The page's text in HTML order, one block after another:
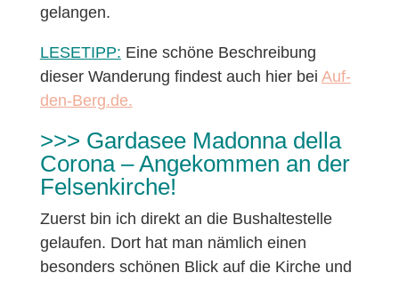
gelangen.
LESETIPP: Eine schöne Beschreibung
dieser Wanderung findest auch hier bei Auf-
den-Berg.de.
>>> Gardasee Madonna della
Corona – Angekommen an der
Felsenkirche!
Zuerst bin ich direkt an die Bushaltestelle
gelaufen. Dort hat man nämlich einen
besonders schönen Blick auf die Kirche und